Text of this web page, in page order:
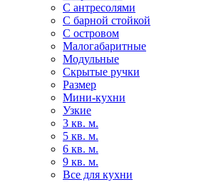
С антресолями
С барной стойкой
С островом
Малогабаритные
Модульные
Скрытые ручки
Размер
Мини-кухни
Узкие
3 кв. м.
5 кв. м.
6 кв. м.
9 кв. м.
Все для кухни